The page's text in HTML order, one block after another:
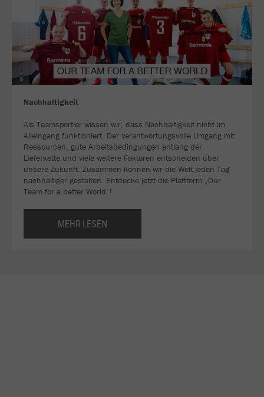
Nachhaltigkeit
Als Teamsportler wissen wir, dass Nachhaltigkeit nicht im
Alleingang funktioniert. Der verantwortungsvolle Umgang mit
Ressourcen, gute Arbeitsbedingungen entlang der
Lieferkette und viele weitere Faktoren entscheiden über
unsere Zukunft. Zusammen können wir die Welt jeden Tag
nachhaltiger gestalten. Entdecke jetzt die Plattform „Our
Team for a better World“!
MEHR LESEN